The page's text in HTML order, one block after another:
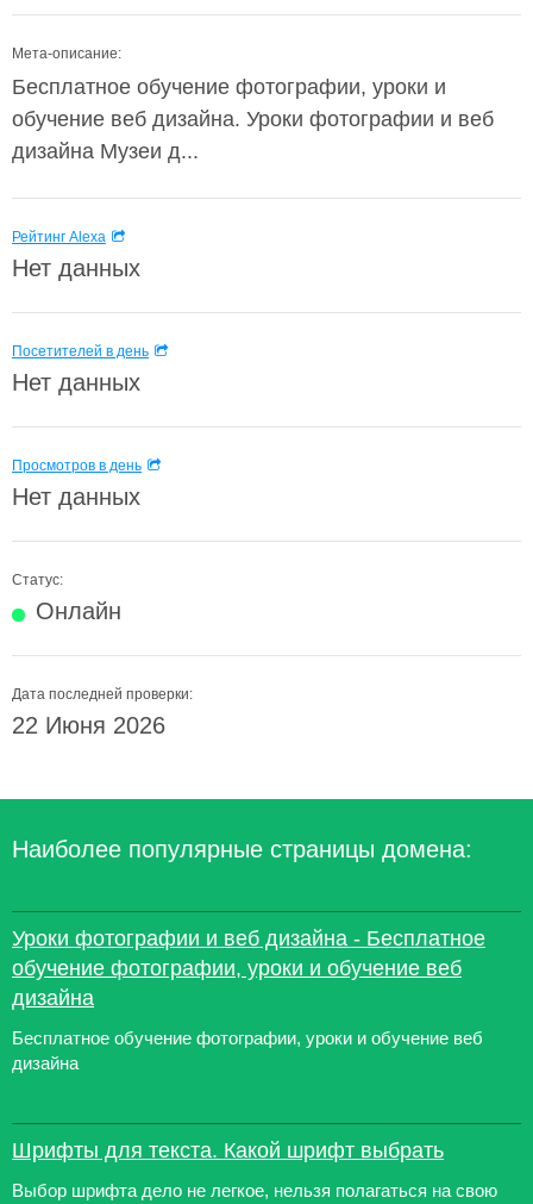
Мета-описание:
Бесплатное обучение фотографии, уроки и
обучение веб дизайна. Уроки фотографии и веб
дизайна Музеи д...
Рейтинг Alexa
Нет данных
Посетителей в день
Нет данных
Просмотров в день
Нет данных
Статус:
Онлайн
Дата последней проверки:
22 Июня 2026
Наиболее популярные страницы домена:
Уроки фотографии и веб дизайна - Бесплатное
обучение фотографии, уроки и обучение веб
дизайна
Бесплатное обучение фотографии, уроки и обучение веб
дизайна
Шрифты для текста. Какой шрифт выбрать
Выбор шрифта дело не легкое, нельзя полагаться на свою